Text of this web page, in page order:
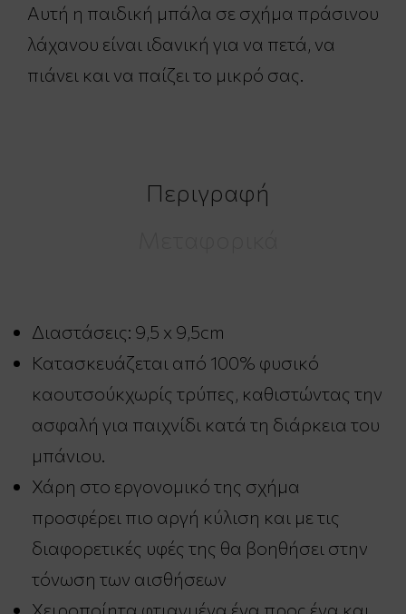
Αυτή η παιδική μπάλα σε σχήμα πράσινου
λάχανου είναι ιδανική για να πετά, να
πιάνει και να παίζει το μικρό σας.
Περιγραφή
Διαστάσεις: 9,5 x 9,5cm
Κατασκευάζεται από 100% φυσικό
καουτσούκχωρίς τρύπες, καθιστώντας την
ασφαλή για παιχνίδι κατά τη διάρκεια του
μπάνιου.
Χάρη στο εργονομικό της σχήμα
προσφέρει πιο αργή κύλιση και με τις
διαφορετικές υφές της θα βοηθήσει στην
τόνωση των αισθήσεων
Χειροποίητα φτιαγμένα ένα προς ένα και